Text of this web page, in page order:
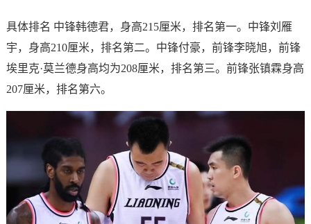
具体排名 中锋韩德君，身高215厘米，排名第一。中锋刘雁
宇，身高210厘米，排名第二。中锋付豪，前锋李晓旭，前锋
埃里克·莫兰德身高均为208厘米，排名第三。前锋张镇霖身高
207厘米，排名第六。